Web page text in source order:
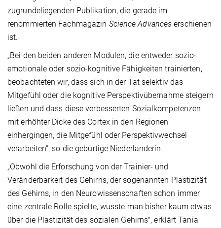
zugrundeliegenden Publikation, die gerade im
renommierten Fachmagazin Science Advances erschienen
ist.
„Bei den beiden anderen Modulen, die entweder sozio-
emotionale oder sozio-kognitive Fähigkeiten trainierten,
beobachteten wir, dass sich in der Tat selektiv das
Mitgefühl oder die kognitive Perspektivübernahme steigern
ließen und dass diese verbesserten Sozialkompetenzen
mit erhöhter Dicke des Cortex in den Regionen
einhergingen, die Mitgefühl oder Perspektivwechsel
verarbeiten“, so die gebürtige Niederländerin.
„Obwohl die Erforschung von der Trainier- und
Veränderbarkeit des Gehirns, der sogenannten Plastizität
des Gehirns, in den Neurowissenschaften schon immer
eine zentrale Rolle spielte, wusste man bisher kaum etwas
über die Plastizität des sozialen Gehirns", erklärt Tania